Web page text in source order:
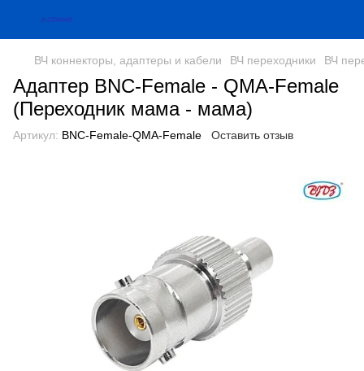
ВЧ коннекторы, адаптеры и кабели ВЧ переходники ВЧ
Адаптер BNC-Female - QMA-Female
(Переходник мама - мама)
Артикул: BNC-Female-QMA-Female Оставить отзыв